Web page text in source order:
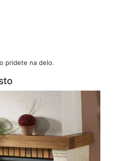
pridete na delo.